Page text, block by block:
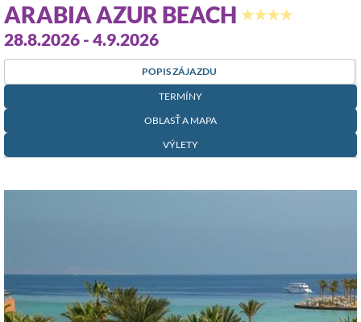
ARABIA AZUR BEACH ★★★★
28.8.2026 - 4.9.2026
POPIS ZÁJAZDU
TERMÍNY
OBLASŤ A MAPA
VÝLETY